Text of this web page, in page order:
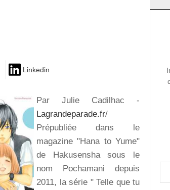
Linkedin
Par Julie Cadilhac -
Lagrandeparade.fr/
Prépubliée dans le
magazine "Hana to Yume"
de Hakusensha sous le
nom Pochamani depuis
2011, la série " Telle que tu